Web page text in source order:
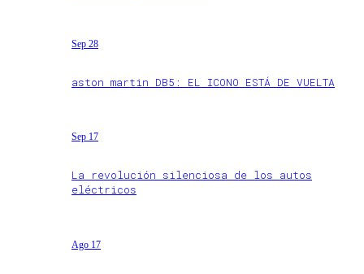
Sep 28
aston martin DB5: EL ICONO ESTÁ DE VUELTA
Sep 17
La revolución silenciosa de los autos
eléctricos
Ago 17